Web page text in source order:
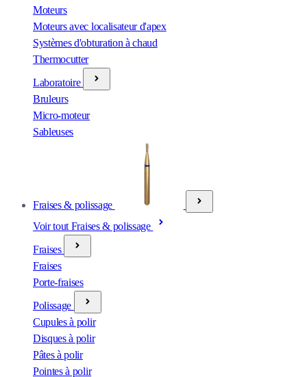
Moteurs
Moteurs avec localisateur d'apex
Systèmes d'obturation à chaud
Thermocutter
Laboratoire
Bruleurs
Micro-moteur
Sableuses
Fraises & polissage
Voir tout Fraises & polissage
Fraises
Fraises
Porte-fraises
Polissage
Cupules à polir
Disques à polir
Pâtes à polir
Pointes à polir